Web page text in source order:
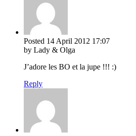
Posted 14 April 2012 17:07
by Lady & Olga
J’adore les BO et la jupe !!! :)
Reply